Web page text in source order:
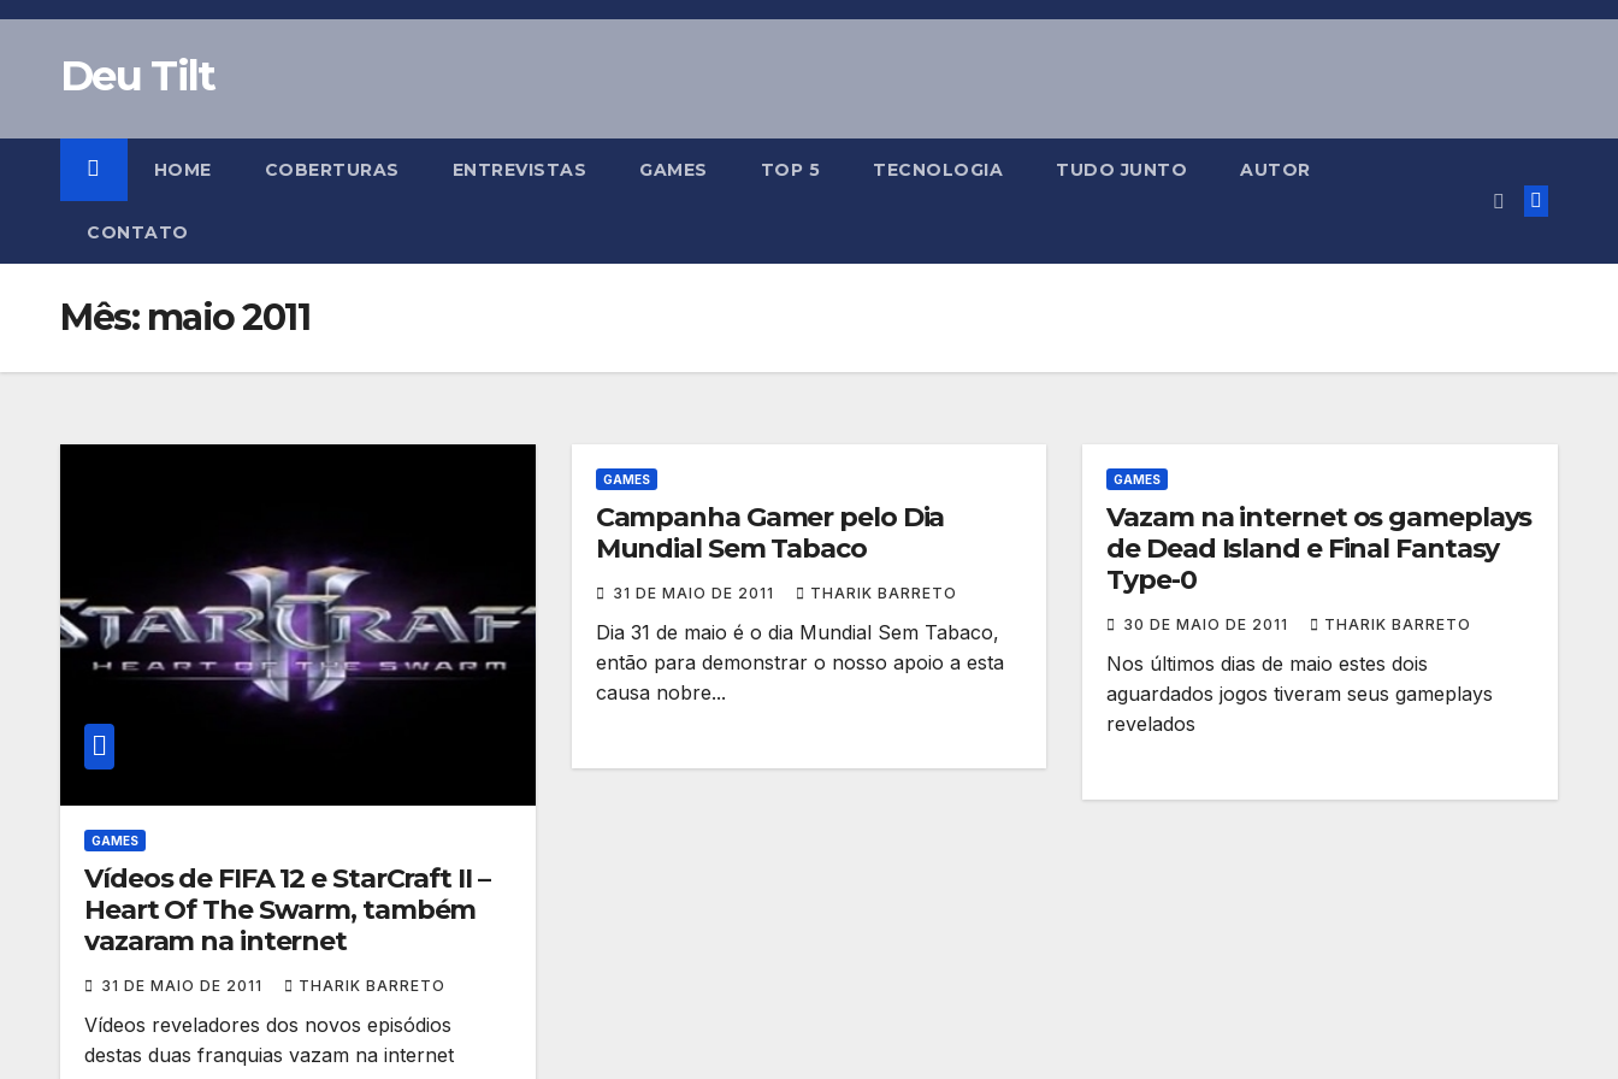
Skip
contentDeu Tilt
HOME COBERTURAS ENTREVISTAS GAMES TOP 5 TECNOLOGIA TUDO JUNTO AUTOR
CONTATO
Mês: maio 2011
GAMES
Vídeos de FIFA 12 e StarCraft II –
Heart Of The Swarm, também
vazaram na internet
31 DE MAIO DE 2011 THARIK BARRETO
Vídeos reveladores dos novos episódios
destas duas franquias vazam na internet
GAMES
Campanha Gamer pelo Dia
Mundial Sem Tabaco
31 DE MAIO DE 2011 THARIK BARRETO
Dia 31 de maio é o dia Mundial Sem Tabaco,
então para demonstrar o nosso apoio a esta
causa nobre...
GAMES
Vazam na internet os gameplays
de Dead Island e Final Fantasy
Type-0
30 DE MAIO DE 2011 THARIK BARRETO
Nos últimos dias de maio estes dois
aguardados jogos tiveram seus gameplays
revelados